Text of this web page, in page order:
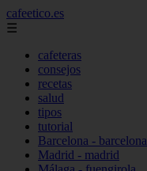
cafeetico.es
☰
cafeteras
consejos
recetas
salud
tipos
tutorial
Barcelona - barcelona
Madrid - madrid